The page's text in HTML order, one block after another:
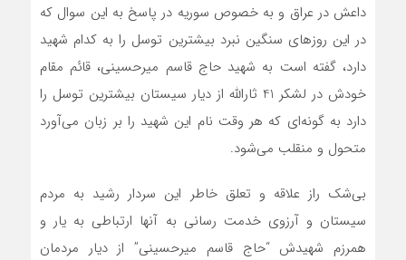
داعش در عراق و به خصوص سوریه در پاسخ به این سوال که
در این روزهای سنگین نبرد بیشترین توسل را به کدام شهید
دارد، گفته است به شهید حاج قاسم میرحسینی، قائم مقام
خودش در لشکر 41 ثارالله از دیار سیستان بیشترین توسل را
دارد به گونه‌ای که هر وقت نام این شهید را بر زبان می‌آورد
متحول و منقلب می‌شود.
بی‌شک راز علاقه و تعلق خاطر این سردار رشید به مردم
سیستان و آرزوی خدمت رسانی به آنها ارتباطی به یار و
همرزم شهیدش “حاج قاسم میرحسینی” از دیار مردمان